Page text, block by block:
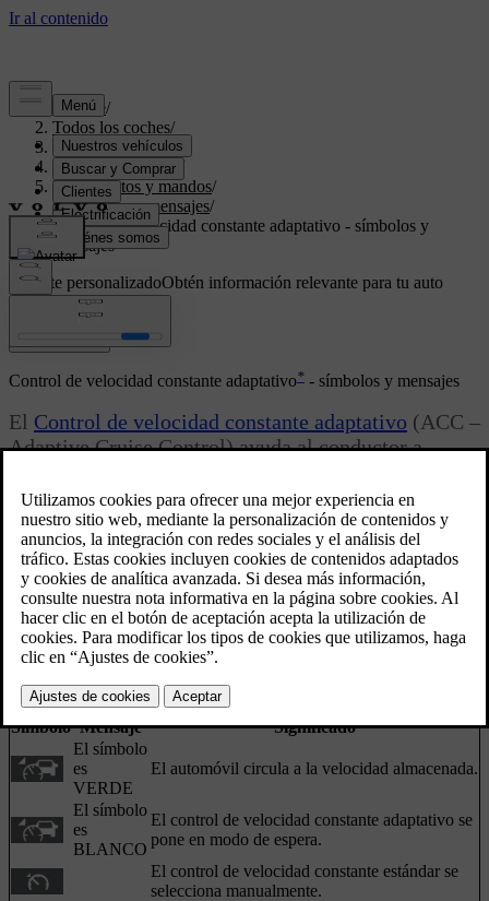
Soporte/
Todos los coches/
V70 2016 /
Manual de usuario
Instrumentos y mandos/
Símbolos y mensajes/
Control de velocidad constante adaptativo - símbolos y
mensajes
Soporte personalizadoObtén información relevante para tu auto
específico.
Actualizado 08/06/2023
Control de velocidad constante adaptativo* - símbolos y mensajes
El Control de velocidad constante adaptativo (ACC –
Adaptive Cruise Control) ayuda al conductor a
tiempo programado en relación con el vehículo que
circula delante.
En ocasiones, el control de velocidad constante
adaptativo puede mostrar un símbolo y/o un
mensaje. Ofrecemos, a continuación, algunos
ejemplos. Siga la recomendación correspondiente en
cada caso:
Símbolo Mensaje
Significado
El símbolo
es
VERDE
El automóvil circula a la velocidad almacenada.
El símbolo
es
BLANCO
El control de velocidad constante adaptativo se
pone en modo de espera.
El control de velocidad constante estándar se
selecciona manualmente.